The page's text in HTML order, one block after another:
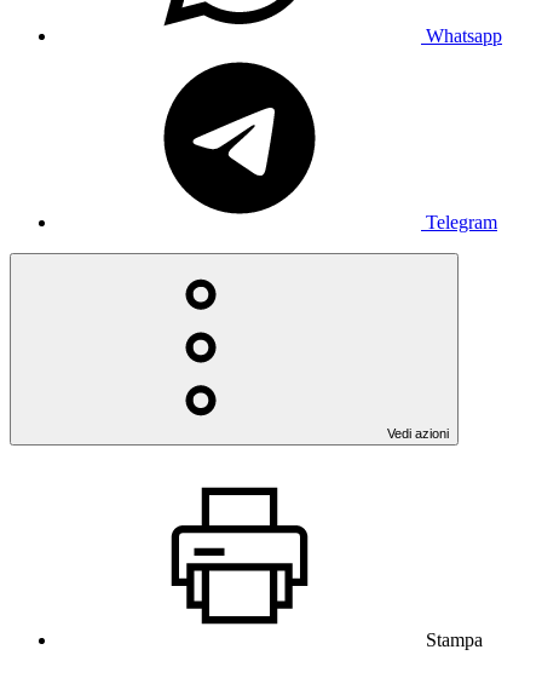
Whatsapp
Telegram
Vedi azioni
Stampa